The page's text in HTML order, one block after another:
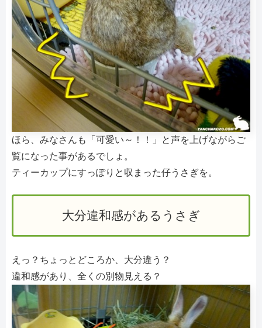
ほら、みなさんも「可愛い～！！」と声を上げながらご
覧になった事があるでしょ。
ティーカップにすっぽりと収まった仔うさぎを。
大分違和感があるうさぎ
えっ？ちょっとどころか、大分違う？
違和感があり、全くの別物見える？